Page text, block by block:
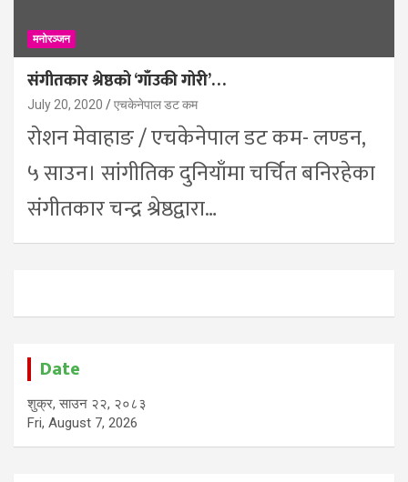
मनोरञ्जन
संगीतकार श्रेष्ठको ‘गाँउकी गोरी’…
July 20, 2020 एचकेनेपाल डट कम
रोशन मेवाहाङ / एचकेनेपाल डट कम- लण्डन,
५ साउन। सांगीतिक दुनियाँमा चर्चित बनिरहेका
संगीतकार चन्द्र श्रेष्ठद्वारा…
Date
शुक्र, साउन २२, २०८३
Fri, August 7, 2026